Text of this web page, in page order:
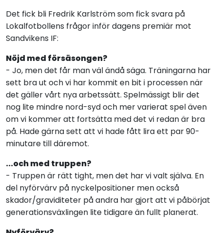
Det fick bli Fredrik Karlström som fick svara på
Lokalfotbollens frågor inför dagens premiär mot
Sandvikens IF:
Nöjd med försäsongen?
- Jo, men det får man väl ändå säga. Träningarna har
sett bra ut och vi har kommit en bit i processen när
det gäller vårt nya arbetssätt. Spelmässigt blir det
nog lite mindre nord-syd och mer varierat spel även
om vi kommer att fortsätta med det vi redan är bra
på. Hade gärna sett att vi hade fått lira ett par 90-
minutare till däremot.
...och med truppen?
- Truppen är rätt tight, men det har vi valt själva. En
del nyförvärv på nyckelpositioner men också
skador/graviditeter på andra har gjort att vi påbörjat
generationsväxlingen lite tidigare än fullt planerat.